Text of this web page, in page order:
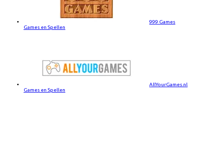
999 Games
Games en Spellen
AllYourGames.nl
Games en Spellen